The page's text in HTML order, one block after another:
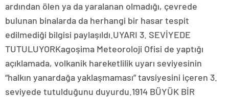
ardından ölen ya da yaralanan olmadığı, çevrede
bulunan binalarda da herhangi bir hasar tespit
edilmediği bilgisi paylaşıldı.UYARI 3. SEVİYEDE
TUTULUYORKagoşima Meteoroloji Ofisi de yaptığı
açıklamada, volkanik hareketlilik uyarı seviyesinin
“halkın yanardağa yaklaşmaması” tavsiyesini içeren 3.
seviyede tutulduğunu duyurdu.1914 BÜYÜK BİR